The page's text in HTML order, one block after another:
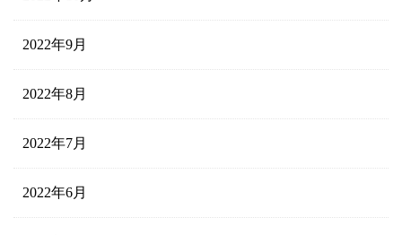
2022年9月
2022年8月
2022年7月
2022年6月